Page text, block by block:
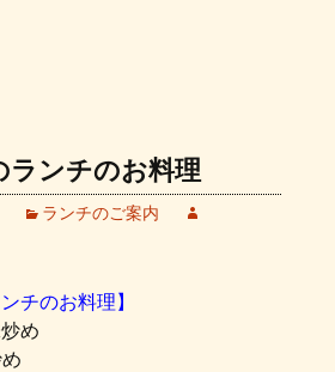
ランチのお料理
ランチのご案内
チのお料理】
め